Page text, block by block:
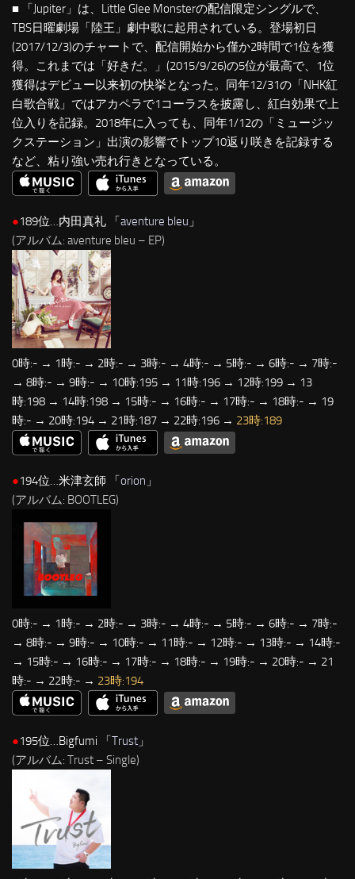
■ 「Jupiter」は、Little Glee Monsterの配信限定シングルで、
TBS日曜劇場「陸王」劇中歌に起用されている。登場初日
(2017/12/3)のチャートで、配信開始から僅か2時間で1位を獲
得。これまでは「好きだ。」(2015/9/26)の5位が最高で、1位
獲得はデビュー以来初の快挙となった。同年12/31の「NHK紅
白歌合戦」ではアカペラで1コーラスを披露し、紅白効果で上
位入りを記録。2018年に入っても、同年1/12の「ミュージッ
クステーション」出演の影響でトップ10返り咲きを記録する
など、粘り強い売れ行きとなっている。
●189位…内田真礼 「aventure bleu 」
(アルバム: aventure bleu – EP)
0時:- → 1時:- → 2時:- → 3時:- → 4時:- → 5時:- → 6時:- → 7時:-
→ 8時:- → 9時:- → 10時:195 → 11時:196 → 12時:199 → 13
時:198 → 14時:198 → 15時:- → 16時:- → 17時:- → 18時:- → 19
時:- → 20時:194 → 21時:187 → 22時:196 → 23時:189
●194位…米津玄師 「orion 」
(アルバム: BOOTLEG)
0時:- → 1時:- → 2時:- → 3時:- → 4時:- → 5時:- → 6時:- → 7時:-
→ 8時:- → 9時:- → 10時:- → 11時:- → 12時:- → 13時:- → 14時:-
→ 15時:- → 16時:- → 17時:- → 18時:- → 19時:- → 20時:- → 21
時:- → 22時:- → 23時:194
●195位…Bigfumi 「Trust 」
(アルバム: Trust – Single)